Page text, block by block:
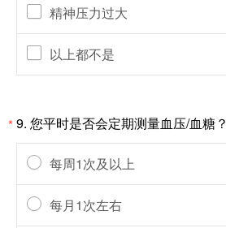
精神压力过大
以上都不是
*9. 您平时是否会定期测量血压/血糖？
每周1次及以上
每月1次左右